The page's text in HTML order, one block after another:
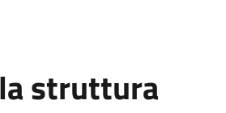
struttura